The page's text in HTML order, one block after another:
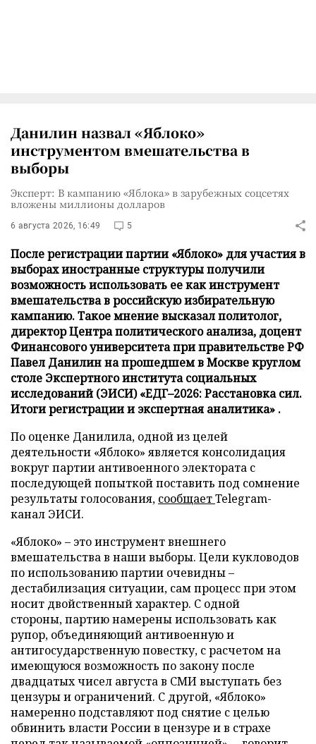
Данилин назвал «Яблоко»
инструментом вмешательства в
выборы
Эксперт: В кампанию «Яблока» в зарубежных соцсетях
вложены миллионы долларов
6 августа 2026, 16:49 5
После регистрации партии «Яблоко» для участия в
выборах иностранные структуры получили
возможность использовать ее как инструмент
вмешательства в российскую избирательную
кампанию. Такое мнение высказал политолог,
директор Центра политического анализа, доцент
Финансового университета при правительстве РФ
Павел Данилин на прошедшем в Москве круглом
столе Экспертного института социальных
исследований (ЭИСИ) «ЕДГ–2026: Расстановка сил.
Итоги регистрации и экспертная аналитика» .
По оценке Данилила, одной из целей
деятельности «Яблоко» является консолидация
вокруг партии антивоенного электората с
последующей попыткой поставить под сомнение
результаты голосования, сообщаетTelegram-
канал ЭИСИ.
«Яблоко» – это инструмент внешнего
вмешательства в наши выборы. Цели кукловодов
по использованию партии очевидны –
дестабилизация ситуации, сам процесс при этом
носит двойственный характер. С одной
стороны, партию намерены использовать как
рупор, объединяющий антивоенную и
антигосударственную повестку, с расчетом на
имеющуюся возможность по закону после
двадцатых чисел августа в СМИ выступать без
цензуры и ограничений. С другой, «Яблоко»
намеренно подставляют под снятие с целью
обвинить власти России в цензуре и в страхе